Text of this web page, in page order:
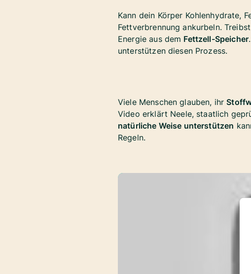
Kann dein Körper Kohlenhydrate,
Fettverbrennung ankurbeln.
Energie aus dem Fettzell-Speicher
unterstützen diesen Prozess.
Viele Menschen glauben, ihr
Video erklärt Neele, staatlich
natürliche Weise unterstützen
Regeln.